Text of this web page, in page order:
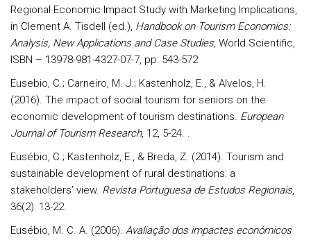
Regional Economic Impact Study with Marketing Implications,
in Clement A. Tisdell (ed.), Handbook on Tourism Economics:
Analysis, New Applications and Case Studies, World Scientific,
ISBN – 13978-981-4327-07-7, pp: 543-572
Eusebio, C.; Carneiro, M. J.; Kastenholz, E., & Alvelos, H.
(2016). The impact of social tourism for seniors on the
economic development of tourism destinations. European
Journal of Tourism Research, 12, 5-24. .
Eusébio, C.; Kastenholz, E., & Breda, Z. (2014). Tourism and
sustainable development of rural destinations: a
stakeholders’ view. Revista Portuguesa de Estudos Regionais,
36(2): 13-22.
Eusébio, M. C. A. (2006). Avaliação dos impactes económicos